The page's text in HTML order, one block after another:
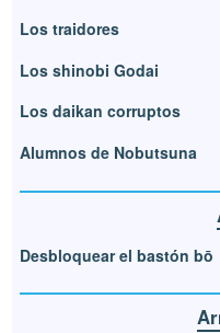
Los traidores
Los shinobi Godai
Los daikan corruptos
Alumnos de Nobutsuna
Desbloquear el bastón bō